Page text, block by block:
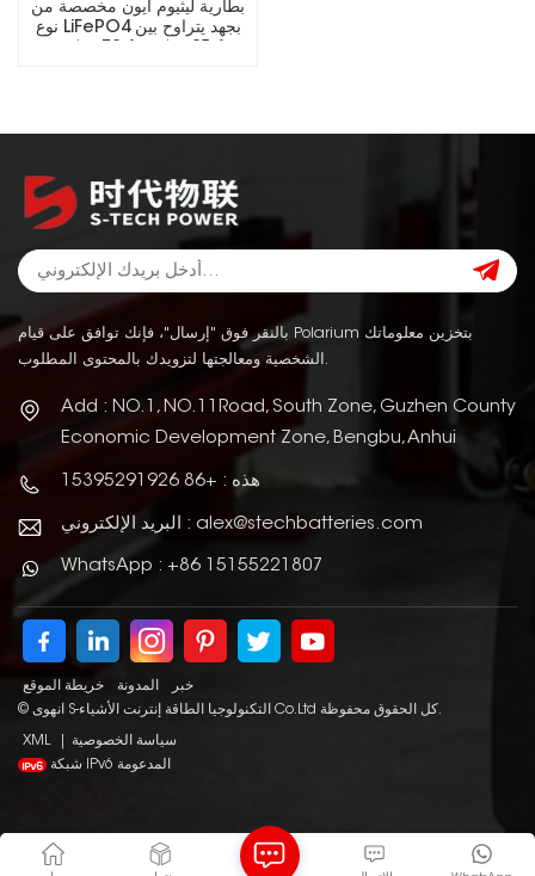
بطارية ليثيوم أيون مخصصة من
نوع LiFePO4 بجهد يتراوح بين
بالنقر فوق "إرسال"، فإنك توافق على قيام Polarium بتخزين معلوماتك
الشخصية ومعالجتها لتزويدك بالمحتوى المطلوب.
Add : NO.1, NO.11Road, South Zone, Guzhen County
Economic Development Zone, Bengbu, Anhui
هذه : +86 15395291926
البريد الإلكتروني : alex@stechbatteries.com
WhatsApp : +86 15155221807
خريطة الموقع المدونة
خبر
© انهوى S-التكنولوجيا الطاقة إنترنت الأشياء Co.Ltd كل الحقوق محفوظة.
XML
سياسة الخصوصية
شبكة IPv6 المدعومة